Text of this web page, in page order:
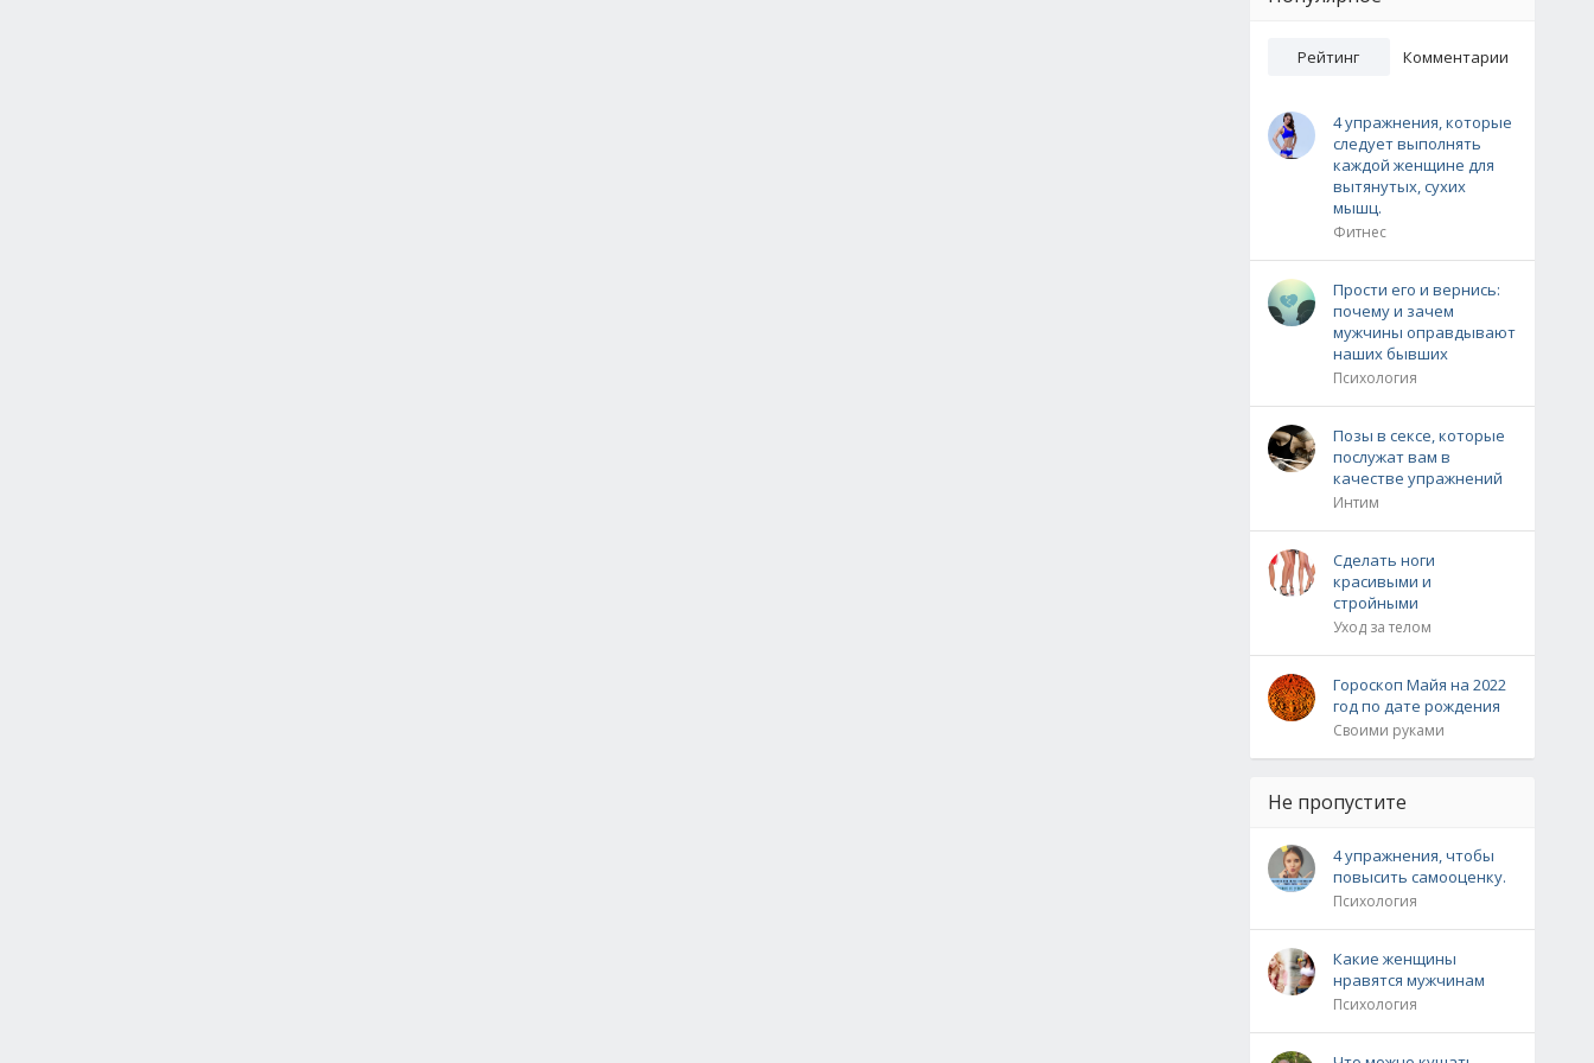
Рейтинг Комментарии
4 упражнения, которые
следует выполнять
каждой женщине для
вытянутых, сухих
мышц.
Фитнес
Прости его и вернись:
почему и зачем
мужчины оправдывают
наших бывших
Психология
Позы в сексе, которые
послужат вам в
качестве упражнений
Интим
Сделать ноги
красивыми и
стройными
Уход за телом
Гороскоп Майя на 2022
год по дате рождения
Своими руками
Не пропустите
4 упражнения, чтобы
повысить самооценку.
Психология
Какие женщины
нравятся мужчинам
Психология